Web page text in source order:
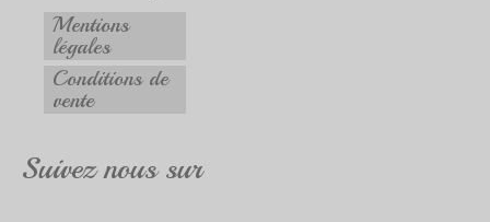
Mentions
légales
Conditions de
vente
Suivez nous sur